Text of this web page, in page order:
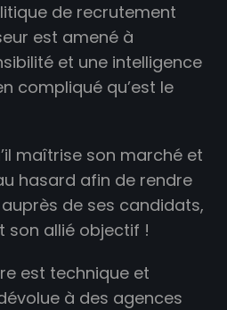
de recrutement
est amené à
et une intelligence
compliqué qu’est le
maîtrise son marché et
hasard afin de rendre
de ses candidats,
son allié objectif !
est technique et
à des agences